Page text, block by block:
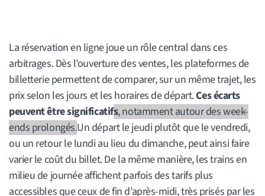
La réservation en ligne joue un rôle central dans ces
arbitrages. Dès l’ouverture des ventes, les plateformes de
billetterie permettent de comparer, sur un même trajet, les
prix selon les jours et les horaires de départ.Ces écarts
peuvent être significatifs, notamment autour des week-
ends prolongés.Un départ le jeudi plutôt que le vendredi,
ou un retour le lundi au lieu du dimanche, peut ainsi faire
varier le coût du billet. De la même manière, les trains en
milieu de journée affichent parfois des tarifs plus
accessibles que ceux de fin d’après-midi, très prisés par les